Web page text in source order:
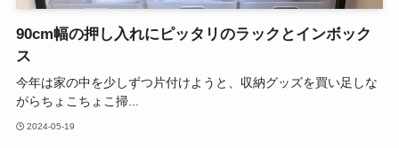
90cm幅の押し入れにピッタリのラックとインボック
ス
今年は家の中を少しずつ片付けようと、収納グッズを買い足しな
がらちょこちょこ掃...
2024-05-19